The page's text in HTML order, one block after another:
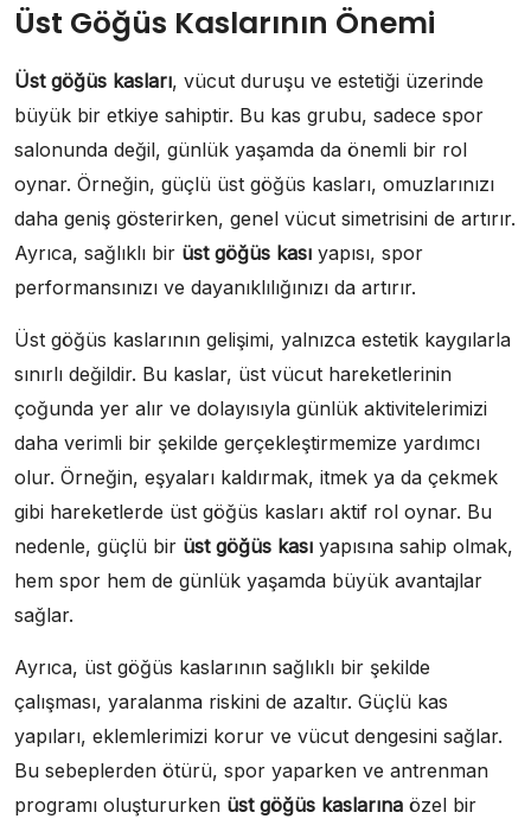
Üst Göğüs Kaslarının Önemi
Üst göğüs kasları, vücut duruşu ve estetiği üzerinde
büyük bir etkiye sahiptir. Bu kas grubu, sadece spor
salonunda değil, günlük yaşamda da önemli bir rol
oynar. Örneğin, güçlü üst göğüs kasları, omuzlarınızı
daha geniş gösterirken, genel vücut simetrisini de artırır.
Ayrıca, sağlıklı bir üst göğüs kası yapısı, spor
performansınızı ve dayanıklılığınızı da artırır.
Üst göğüs kaslarının gelişimi, yalnızca estetik kaygılarla
sınırlı değildir. Bu kaslar, üst vücut hareketlerinin
çoğunda yer alır ve dolayısıyla günlük aktivitelerimizi
daha verimli bir şekilde gerçekleştirmemize yardımcı
olur. Örneğin, eşyaları kaldırmak, itmek ya da çekmek
gibi hareketlerde üst göğüs kasları aktif rol oynar. Bu
nedenle, güçlü bir üst göğüs kası yapısına sahip olmak,
hem spor hem de günlük yaşamda büyük avantajlar
sağlar.
Ayrıca, üst göğüs kaslarının sağlıklı bir şekilde
çalışması, yaralanma riskini de azaltır. Güçlü kas
yapıları, eklemlerimizi korur ve vücut dengesini sağlar.
Bu sebeplerden ötürü, spor yaparken ve antrenman
programı oluştururken üst göğüs kaslarına özel bir